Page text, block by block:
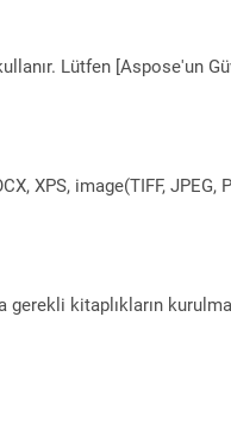
Lütfen [Aspose'un
XPS, image(TIFF, JPEG,
kitaplıkların